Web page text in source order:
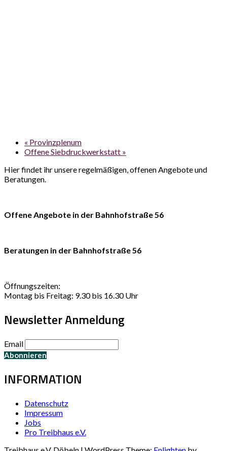
« Provinzplenum
Offene Siebdruckwerkstatt »
Hier findet ihr unsere regelmäßigen, offenen Angebote und
Beratungen.
Offene Angebote in der Bahnhofstraße 56
Beratungen in der Bahnhofstraße 56
Öffnungszeiten:
Montag bis Freitag: 9.30 bis 16.30 Uhr
Newsletter Anmeldung
Email
INFORMATION
Datenschutz
Impressum
Jobs
Pro Treibhaus e.V.